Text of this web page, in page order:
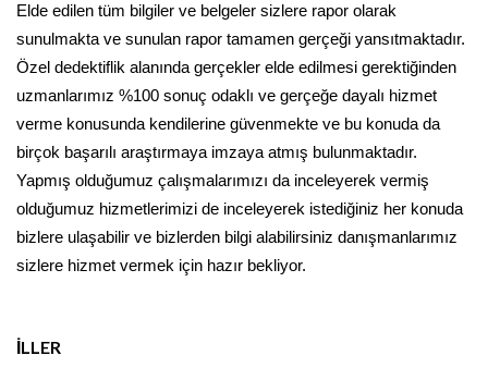
Elde edilen tüm bilgiler ve belgeler sizlere rapor olarak
sunulmakta ve sunulan rapor tamamen gerçeği yansıtmaktadır.
Özel dedektiflik alanında gerçekler elde edilmesi gerektiğinden
uzmanlarımız %100 sonuç odaklı ve gerçeğe dayalı hizmet
verme konusunda kendilerine güvenmekte ve bu konuda da
birçok başarılı araştırmaya imzaya atmış bulunmaktadır.
Yapmış olduğumuz çalışmalarımızı da inceleyerek vermiş
olduğumuz hizmetlerimizi de inceleyerek istediğiniz her konuda
bizlere ulaşabilir ve bizlerden bilgi alabilirsiniz danışmanlarımız
sizlere hizmet vermek için hazır bekliyor.
İLLER